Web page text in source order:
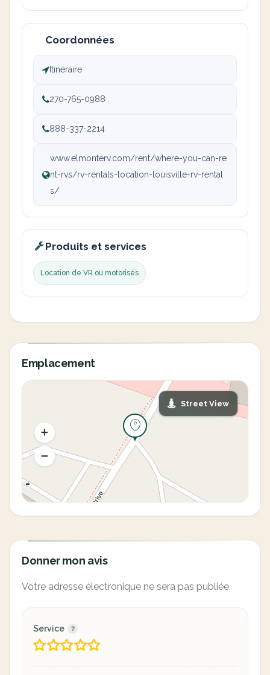
Coordonnées
Itinéraire
270-765-0988
888-337-2214
www.elmonterv.com/rent/where-you-can-re
nt-rvs/rv-rentals-location-louisville-rv-rental
s/
Produits et services
Location de VR ou motorisés
Emplacement
Street View
Donner mon avis
Votre adresse électronique ne sera pas publiée.
Service